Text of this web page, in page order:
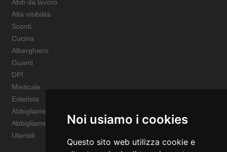
Noi usiamo i cookies
Questo sito web utilizza cookie e
Abiti da lavoro
Alta visibilità
Sconti
Cucina
Alberghiero
Guanti
DPI
Medicale
Estetista
Abbigliamento Sportivo
Abbigliamento Bambino
Utensili